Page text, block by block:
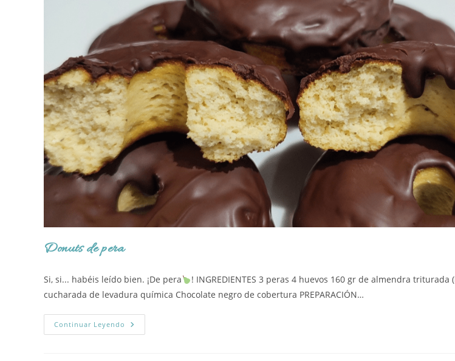
Donuts de pera
Si, si... habéis leído bien. ¡De pera
! INGREDIENTES 3 peras 4 huevos 160 gr de almendra triturada
cucharada de levadura química Chocolate negro de cobertura PREPARACIÓN…
Continuar Leyendo Donuts
De